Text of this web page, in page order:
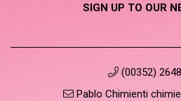
SIGN UP TO OUR
(00352)
Pablo Chimienti